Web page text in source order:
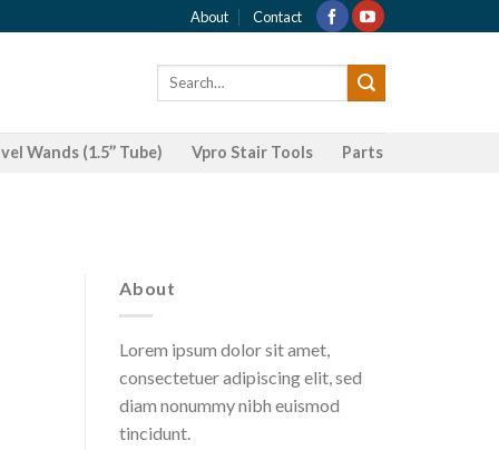
About Contact
Search
Wands (1.5’’ Tube) Vpro Stair Tools Parts
About
Lorem ipsum dolor sit amet,
consectetuer adipiscing elit, sed
diam nonummy nibh euismod
tincidunt.